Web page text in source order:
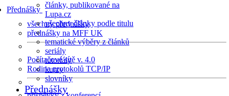
Přednášky
všechny přednášky
přednášky na MFF UK
Počítačové sítě v. 4.0
Rodina protokolů TCP/IP
články, publikované na
Lupa.cz
všechny články podle titulu
tematické výběry z článků
seriály
tutoriály
kurzy
slovníky
Přednášky